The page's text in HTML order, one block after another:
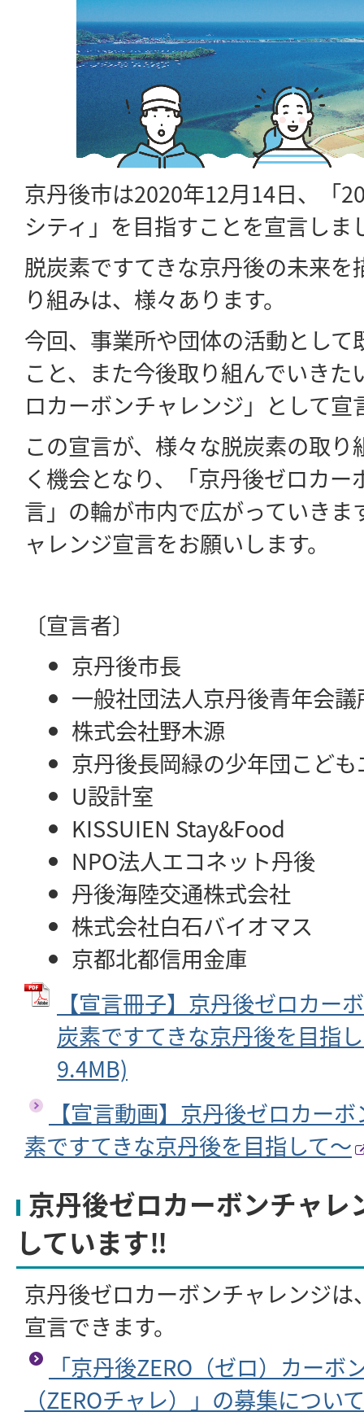
京丹後市は2020年12月14日、「
シティ」を目指すことを宣言しま
脱炭素ですてきな京丹後の未来を
り組みは、様々あります。
今回、事業所や団体の活動として
こと、また今後取り組んでいき
ロカーボンチャレンジ」として
この宣言が、様々な脱炭素の取
く機会となり、「京丹後ゼロカー
言」の輪が市内で広がっていきま
ャレンジ宣言をお願いします。
〔宣言者〕
京丹後市長
一般社団法人京丹後青年会議
株式会社野木源
京丹後長岡緑の少年団こど
U設計室
KISSUIEN Stay&Food
NPO法人エコネット丹後
丹後海陸交通株式会社
株式会社白石バイオマス
京都北都信用金庫
【宣言冊子】京丹後ゼロカー
炭素ですてきな京丹後を目指
9.4MB)
【宣言動画】京丹後ゼロカー
素ですてきな京丹後を目指して～
京丹後ゼロカーボンチャレ
しています‼
京丹後ゼロカーボンチャレンジ
宣言できます。
「京丹後ZERO（ゼロ）カーボ
（ZEROチャレ）」の募集について